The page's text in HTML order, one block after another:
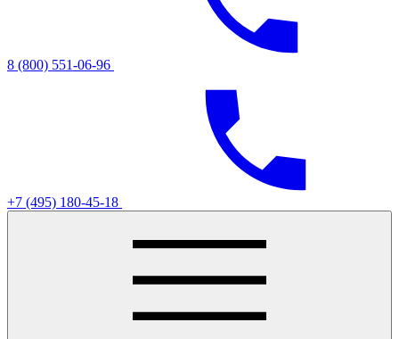
8 (800) 551-06-96
+7 (495) 180-45-18